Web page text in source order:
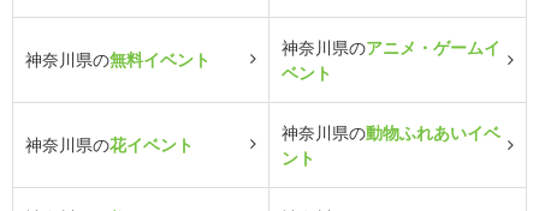
神奈川県の無料イベント
神奈川県のアニメ・ゲームイ
ベント
神奈川県の花イベント
神奈川県の動物ふれあいイベ
ント